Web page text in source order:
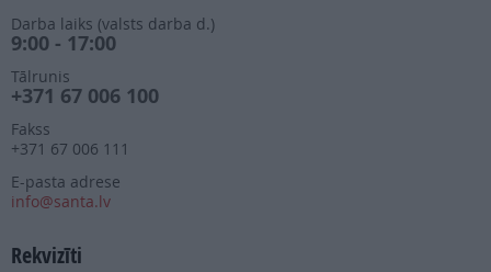
Darba laiks (valsts darba d.)
9:00 - 17:00
Tālrunis
+371 67 006 100
Fakss
+371 67 006 111
E-pasta adrese
info@santa.lv
Rekvizīti